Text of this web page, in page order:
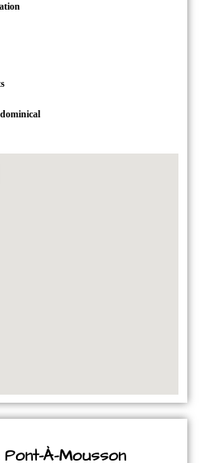
À-Mousson